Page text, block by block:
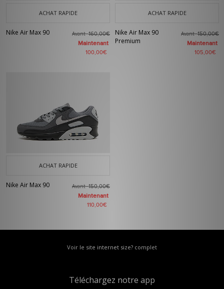
ACHAT RAPIDE
Nike Air Max 90 Avant160,00€
Maintenant
100,00€
ACHAT RAPIDE
Nike Air Max 90
Premium
Avant150,00€
Maintenant
105,00€
ACHAT RAPIDE
Nike Air Max 90 Avant150,00€
Maintenant
110,00€
Voir le site internet size? complet
Téléchargez notre app